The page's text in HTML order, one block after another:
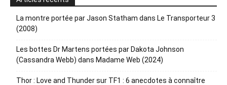
La montre portée par Jason Statham dans Le Transporteur 3
(2008)
Les bottes Dr Martens portées par Dakota Johnson
(Cassandra Webb) dans Madame Web (2024)
Thor : Love and Thunder sur TF1 : 6 anecdotes à connaître